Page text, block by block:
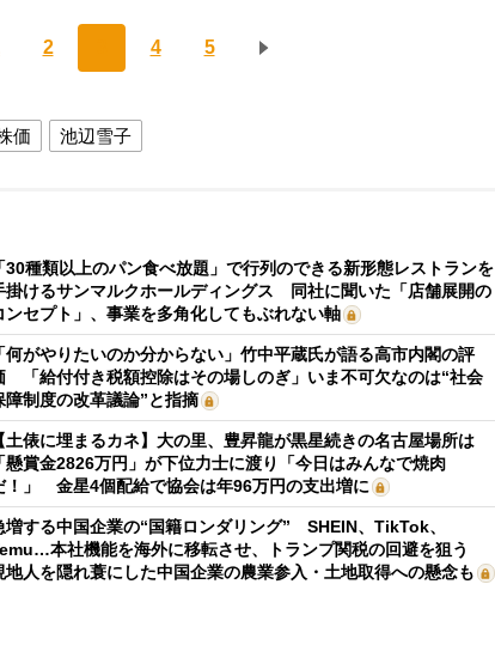
2 4 5
価 池辺雪子
「30種類以上のパン食べ放題」で行列のできる新形態レストランを
掛けるサンマルクホールディングス 同社に聞いた「店舗展開の
ンセプト」、事業を多角化してもぶれない軸
「何がやりたいのか分からない」竹中平蔵氏が語る高市内閣の評
「給付付き税額控除はその場しのぎ」いま不可欠なのは“社会
障制度の改革議論”と指摘
【土俵に埋まるカネ】大の里、豊昇龍が黒星続きの名古屋場所は
「懸賞金2826万円」が下位力士に渡り「今日はみんなで焼肉
！」 金星4個配給で協会は年96万円の支出増に
増する中国企業の“国籍ロンダリング” SHEIN、TikTok、
本社機能を海外に移転させ、トランプ関税の回避を狙う
地人を隠れ蓑にした中国企業の農業参入・土地取得への懸念も